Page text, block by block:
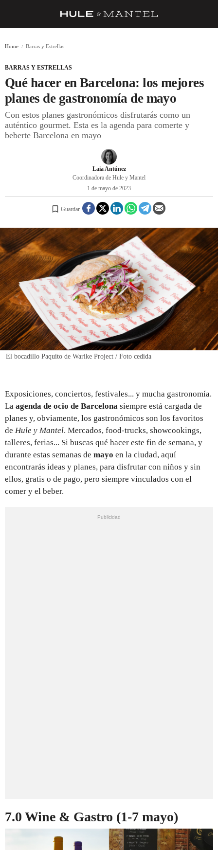
BARRAS Y ESTRELLAS
DÓNDE COMER
ÍDOLOS DE MESAS
REGISTRO
INICIAR SESIÓN
Home Barras y Estrellas
BARRAS Y ESTRELLAS
Qué hacer en Barcelona: los mejores
planes de gastronomía de mayo
Con estos planes gastronómicos disfrutarás como un
auténtico gourmet. Esta es la agenda para comerte y
beberte Barcelona en mayo
Laia Antúnez
Coordinadora de Hule y Mantel
1 de mayo de 2023
Guardar
El bocadillo Paquito de Warike Project / Foto cedida
Exposiciones, conciertos, festivales... y mucha gastronomía.
La agenda de ocio de Barcelona siempre está cargada de
planes y, obviamente, los gastronómicos son los favoritos
de Hule y Mantel. Mercados, food-trucks, showcookings,
talleres, ferias... Si buscas qué hacer este fin de semana, y
durante estas semanas de mayo en la ciudad, aquí
encontrarás ideas y planes, para disfrutar con niños y sin
ellos, gratis o de pago, pero siempre vinculados con el
comer y el beber.
7.0 Wine & Gastro (1-7 mayo)